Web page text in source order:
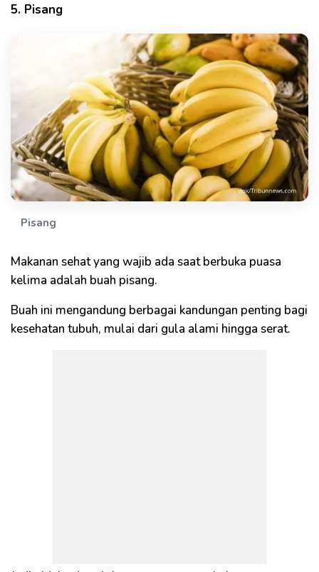
5. Pisang
Pisang
Makanan sehat yang wajib ada saat berbuka puasa
kelima adalah buah pisang.
Buah ini mengandung berbagai kandungan penting bagi
kesehatan tubuh, mulai dari gula alami hingga serat.